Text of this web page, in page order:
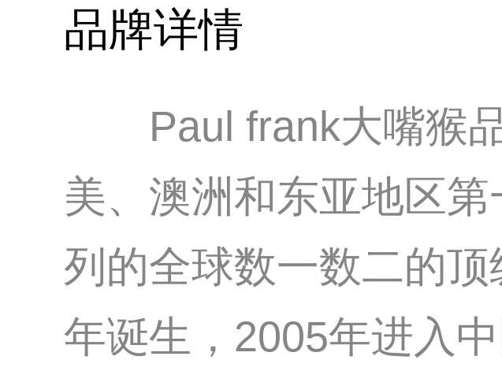
品牌详情
Paul frank大嘴猴品
美、澳洲和东亚地区
列的全球数一数二的
年诞生，2005年进入